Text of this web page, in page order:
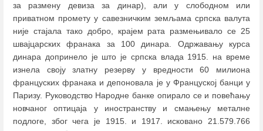
за размену девиза за динар), али у слободном или
приватном промету у савезничким земљама српска валута
није стајала тако добро, крајем рата размењивало се 25
швајцарских франака за 100 динара. Одржавању курса
динара допринело је што је српска влада 1915. на време
изнела своју златну резерву у вредности 60 милиона
француских франака и депоновала је у Француској банци у
Паризу. Руководство Народне банке опирало се и повећању
новчаног оптицаја у иностранству и смањењу металне
подлоге, због чега је 1915. и 1917. исковано 21.579.766